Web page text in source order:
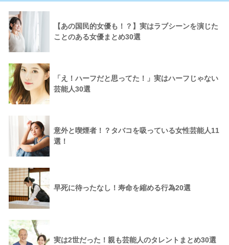
【あの国民的女優も！？】実はラブシーンを演じた
ことのある女優まとめ30選
「え！ハーフだと思ってた！」実はハーフじゃない
芸能人30選
意外と喫煙者！？タバコを吸っている女性芸能人11
選！
早死に待ったなし！寿命を縮める行為20選
実は2世だった！親も芸能人のタレントまとめ30選